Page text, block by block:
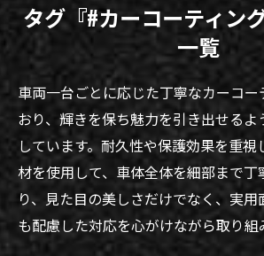
タグ『#カーコーティン
一覧
車両一台ごとに応じた丁寧なカーコー
おり、輝きを保ち魅力を引き出せるよ
しています。耐久性や保護効果を重視
材を使用して、車体全体を細部まで丁
り、見た目の美しさだけでなく、実
も配慮した対応を心がけながら取り組